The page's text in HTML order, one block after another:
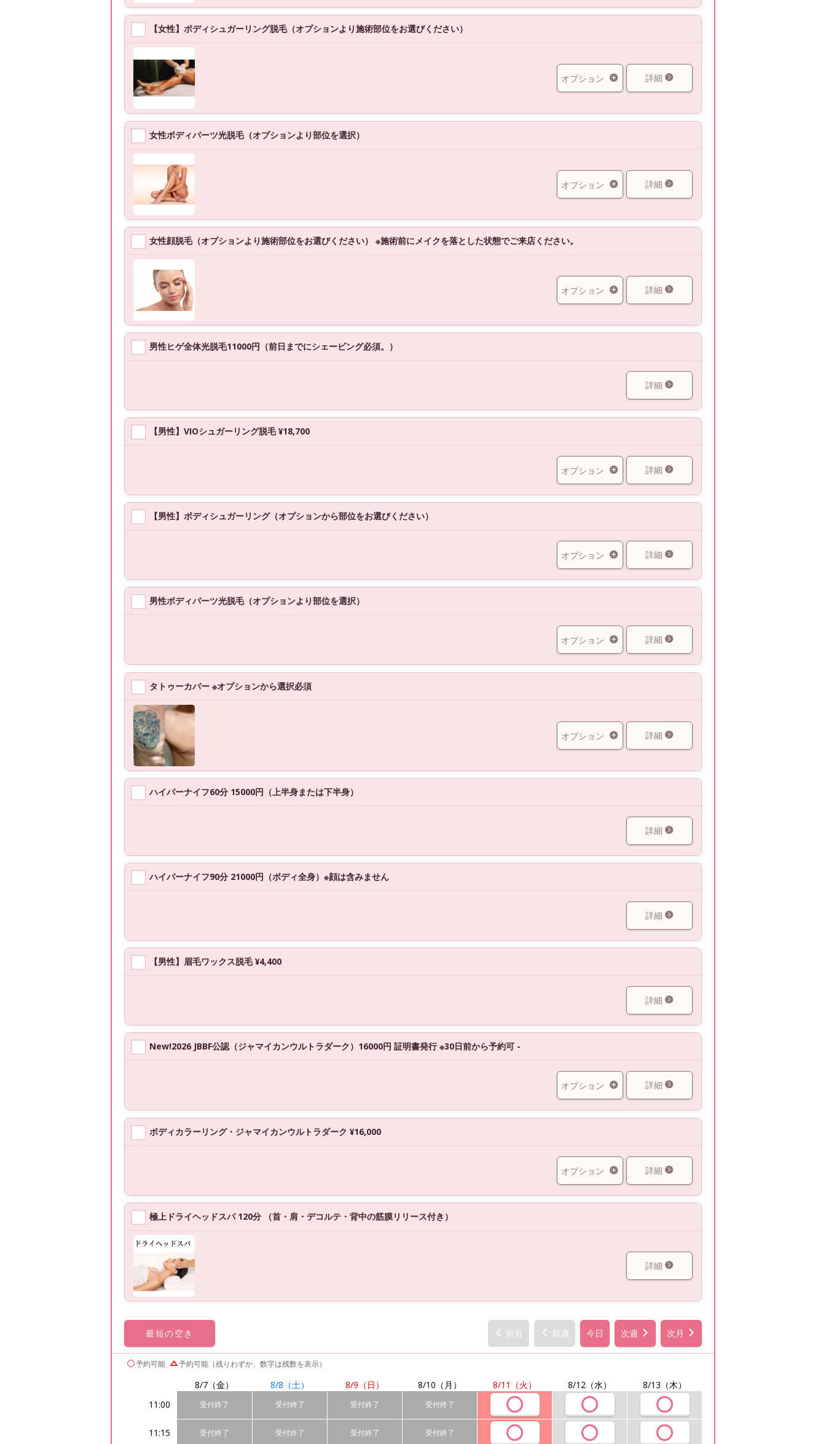
【女性】ボディシュガーリング脱毛（オプションより施術部位をお選びください）
詳細
オプション
女性ボディパーツ光脱毛（オプションより部位を選択）
詳細
オプション
女性顔脱毛（オプションより施術部位をお選びください） ※施術前にメイクを落とした状態でご来店ください。
詳細
オプション
男性ヒゲ全体光脱毛11000円（前日までにシェービング必須。）
詳細
【男性】VIOシュガーリング脱毛 ¥18,700
詳細
オプション
【男性】ボディシュガーリング（オプションから部位をお選びください）
詳細
オプション
男性ボディパーツ光脱毛（オプションより部位を選択）
詳細
オプション
タトゥーカバー ※オプションから選択必須
詳細
オプション
ハイパーナイフ60分 15000円（上半身または下半身）
詳細
ハイパーナイフ90分 21000円（ボディ全身）※顔は含みません
詳細
【男性】眉毛ワックス脱毛 ¥4,400
詳細
New!2026 JBBF公認（ジャマイカンウルトラダーク）16000円 証明書発行 ※30日前から予約可 -
詳細
オプション
ボディカラーリング・ジャマイカンウルトラダーク ¥16,000
詳細
オプション
極上ドライヘッドスパ 120分 （首・肩・デコルテ・背中の筋膜リリース付き）
詳細
最短の空き 前月 前週 今日 次週 次月
予約可能 予約可能（残りわずか、数字は残数を表示）
8/7 （金） 8/8 （土） 8/9 （日） 8/10 （月） 8/11 （火） 8/12 （水） 8/13 （木）
11:00
受付終了 受付終了 受付終了 受付終了
11:15 受付終了 受付終了 受付終了 受付終了